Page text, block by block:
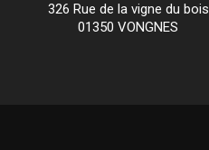
326 Rue de la vigne du bois
01350 VONGNES